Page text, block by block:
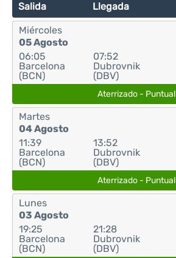
Salida Llegada
Miércoles
05 Agosto
06:05
Barcelona
(BCN)
07:52
Dubrovnik
(DBV)
Aterrizado - Puntual
Martes
04 Agosto
11:39
Barcelona
(BCN)
13:52
Dubrovnik
(DBV)
Aterrizado - Puntual
Lunes
03 Agosto
19:25
Barcelona
(BCN)
21:28
Dubrovnik
(DBV)